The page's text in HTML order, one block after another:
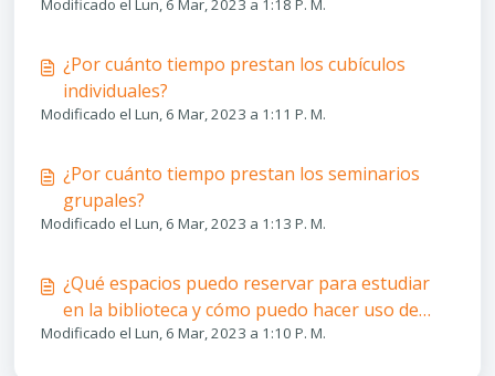
Modificado el Lun, 6 Mar, 2023 a 1:18 P. M.
¿Por cuánto tiempo prestan los cubículos
individuales?
Modificado el Lun, 6 Mar, 2023 a 1:11 P. M.
¿Por cuánto tiempo prestan los seminarios
grupales?
Modificado el Lun, 6 Mar, 2023 a 1:13 P. M.
¿Qué espacios puedo reservar para estudiar
en la biblioteca y cómo puedo hacer uso de
ellos?
Modificado el Lun, 6 Mar, 2023 a 1:10 P. M.